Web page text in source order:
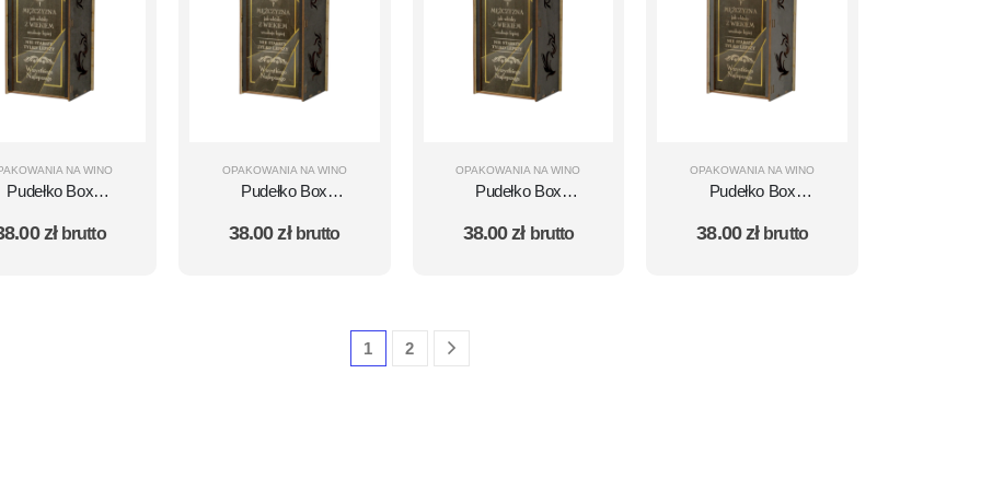
NA WINO
Pudełko Box
- 40 Urodziny
zł brutto
OPAKOWANIA NA WINO
Pudełko Box
Whisky - 50 Urodziny
38.00zł brutto
OPAKOWANIA NA WINO
Pudełko Box
Whisky - 60 Urodziny
38.00zł brutto
OPAKOWANIA NA WINO
Pudełko Box
Whisky - 70 Urodziny
38.00zł brutto
1 2